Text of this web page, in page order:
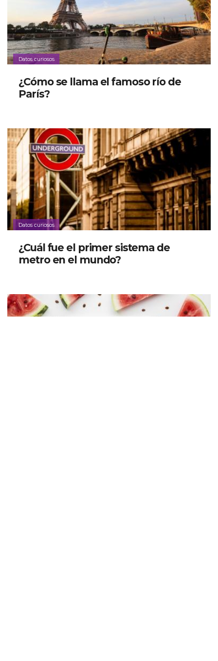
Datos curiosos
¿Cómo se llama el famoso río de
París?
Datos curiosos
¿Cuál fue el primer sistema de
metro en el mundo?